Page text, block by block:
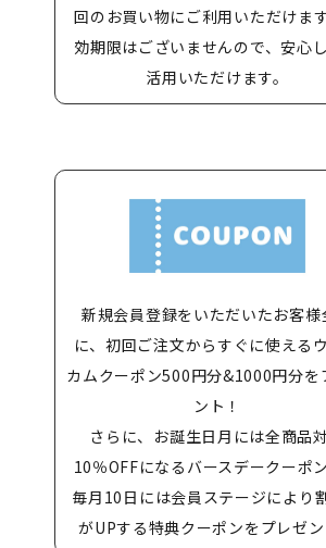
回のお買い物にご利用いただけま
効期限はございませんので、安心
活用いただけます。
新規会員登録をいただいたお客様
に、初回ご注文からすぐに使える
カムクーポン500円分&1000円分を
ント！
さらに、お誕生日月には全商品
10％OFFになるバースデークーポン
毎月10日には会員ステージにより
がUPする特典クーポンをプレゼン